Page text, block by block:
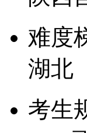
难度
湖北
考生